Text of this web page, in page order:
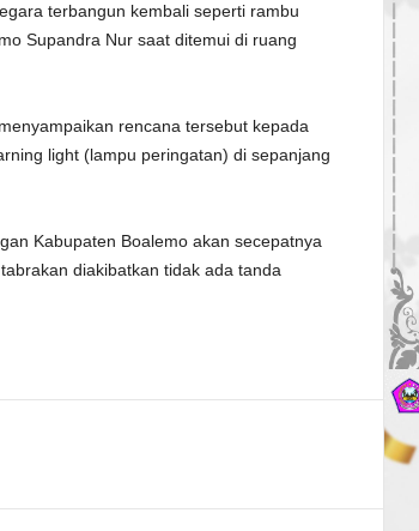
terbangun kembali seperti rambu
Supandra Nur saat ditemui di ruang
rencana tersebut kepada
light (lampu peringatan) di sepanjang
Kabupaten Boalemo akan secepatnya
diakibatkan tidak ada tanda